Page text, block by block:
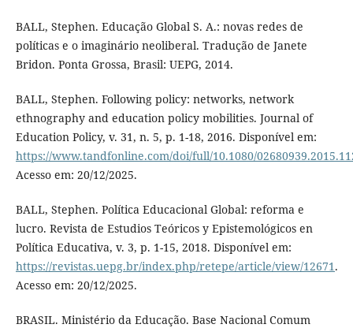
BALL, Stephen. Educação Global S. A.: novas redes de
políticas e o imaginário neoliberal. Tradução de Janete
Bridon. Ponta Grossa, Brasil: UEPG, 2014.
BALL, Stephen. Following policy: networks, network
ethnography and education policy mobilities. Journal of
Education Policy, v. 31, n. 5, p. 1-18, 2016. Disponível em:
https://www.tandfonline.com/doi/full/10.1080/
Acesso em: 20/12/2025.
BALL, Stephen. Política Educacional Global: reforma e
lucro. Revista de Estudios Teóricos y Epistemológicos en
Política Educativa, v. 3, p. 1-15, 2018. Disponível em:
https://revistas.uepg.br/index.php/retepe/article/view/12671 .
Acesso em: 20/12/2025.
BRASIL. Ministério da Educação. Base Nacional Comum